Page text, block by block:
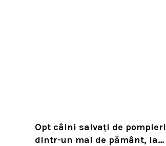
Opt câini salvați de pompieri
dintr-un mal de pământ, la